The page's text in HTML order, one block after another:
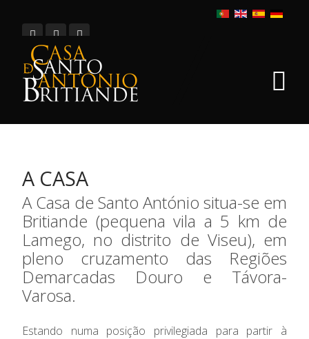
A CASA
A Casa de Santo António situa-se em
Britiande (pequena vila a 5 km de
Lamego, no distrito de Viseu), em
pleno cruzamento das Regiões
Demarcadas Douro e Távora-
Varosa.
Estando numa posição privilegiada para partir à